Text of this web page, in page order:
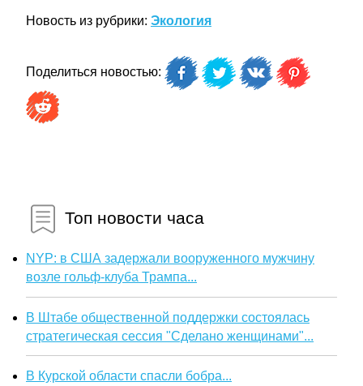
Новость из рубрики: Экология
Поделиться новостью:
Топ новости часа
NYP: в США задержали вооруженного мужчину
возле гольф-клуба Трампа...
В Штабе общественной поддержки состоялась
стратегическая сессия "Сделано женщинами"...
В Курской области спасли бобра...